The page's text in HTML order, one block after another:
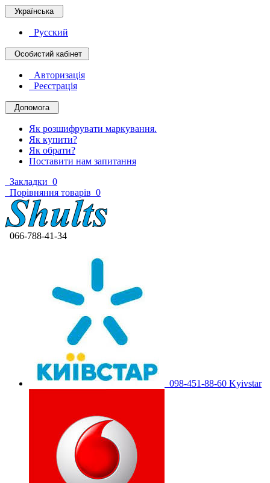
Українська
Русский
Особистий кабінет
Авторизація
Реєстрація
Допомога
Як розшифрувати маркування.
Як купити?
Як обрати?
Поставити нам запитання
Закладки 0
Порівняння товарів 0
066-788-41-34
098-451-88-60 Kyivstar